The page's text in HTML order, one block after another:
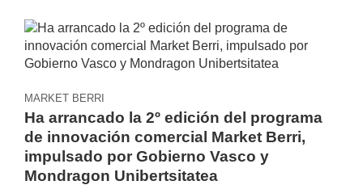
MARKET BERRI
Ha arrancado la 2º edición del programa
de innovación comercial Market Berri,
impulsado por Gobierno Vasco y
Mondragon Unibertsitatea